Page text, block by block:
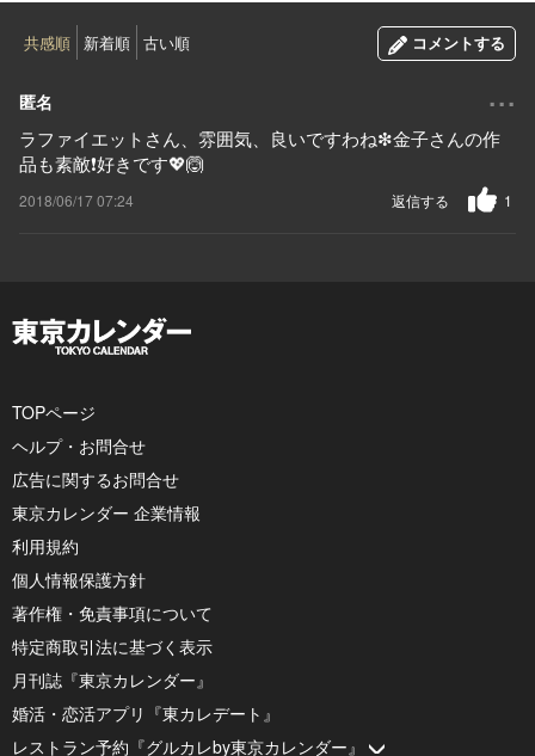
共感順 新着順 古い順 コメントする
匿名 ...
ラファイエットさん、雰囲気、良いですわね❇金子さんの作
品も素敵❗好きです💖🙆
2018/06/17 07:24 1
返信する
TOPページ
ヘルプ・お問合せ
広告に関するお問合せ
東京カレンダー 企業情報
利用規約
個人情報保護方針
著作権・免責事項について
特定商取引法に基づく表示
月刊誌『東京カレンダー』
婚活・恋活アプリ『東カレデート』
レストラン予約『グルカレby東京カレンダー』